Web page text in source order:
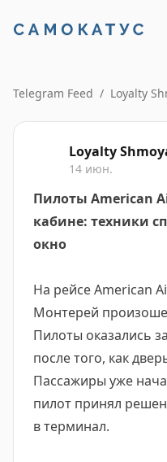
Telegram Feed / Loyalty
Loyalty
14 июн.
Пилоты American
кабине: техники
окно
На рейсе American
Монтерей
Пилоты оказались
после того, как
Пассажиры уже
пилот принял
в терминал.